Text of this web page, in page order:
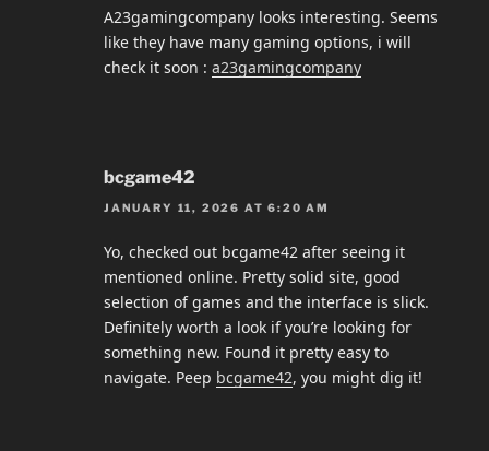
A23gamingcompany looks interesting. Seems
like they have many gaming options, i will
check it soon : a23gamingcompany
bcgame42
JANUARY 11, 2026 AT 6:20 AM
Yo, checked out bcgame42 after seeing it
mentioned online. Pretty solid site, good
selection of games and the interface is slick.
Definitely worth a look if you’re looking for
something new. Found it pretty easy to
navigate. Peep bcgame42, you might dig it!